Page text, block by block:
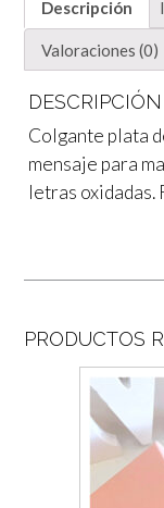
Descripción
Valoraciones (0)
DESCRIPCIÓN
Colgante plata
mensaje para
letras oxidadas.
PRODUCTOS